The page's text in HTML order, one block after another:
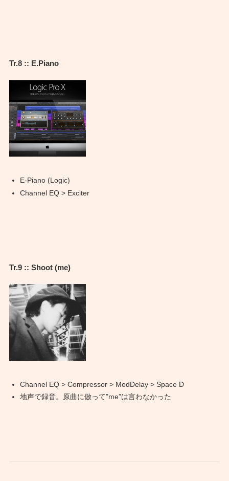
Tr.8 :: E.Piano
E-Piano (Logic)
Channel EQ > Exciter
Tr.9 :: Shoot (me)
Channel EQ > Compressor > ModDelay > Space D
地声で録音。原曲に倣って”me”は言わなかった